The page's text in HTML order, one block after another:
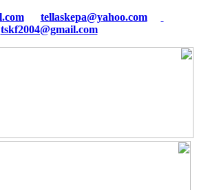
tellaskepa@yahoo.com
tskf2004@gmail.com